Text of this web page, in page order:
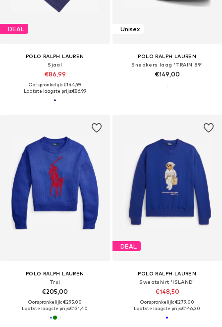
DEAL
POLO RALPH LAUREN
Sjaal
€86,99
Oorspronkelijk: €144,99
Laatste laagste prijs:€86,99
Unisex
POLO RALPH LAUREN
Sneakers laag 'TRAIN 89'
€149,00
POLO RALPH LAUREN
Trui
€205,00
Oorspronkelijk: €295,00
Laatste laagste prijs:€131,40
DEAL
POLO RALPH LAUREN
Sweatshirt 'ISLAND'
€148,50
Oorspronkelijk: €279,00
Laatste laagste prijs:€146,30